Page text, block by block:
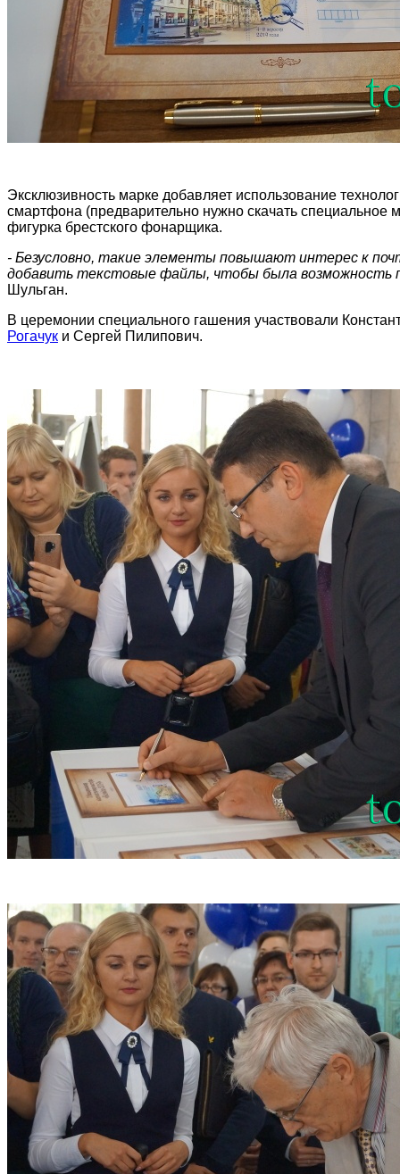
Эксклюзивность марке добавляет использование
смартфона (предварительно нужно скачать
фигурка брестского фонарщика.
- Безусловно, такие элементы повышают интерес к
добавить текстовые файлы, чтобы была возможность
Шульган.
В церемонии специального гашения участвовали
Рогачук и Сергей Пилипович.